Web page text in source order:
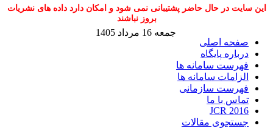
این سایت در حال حاضر پشتیبانی نمی شود و امکان دارد داده های نشریات
بروز نباشند
صفحه اصلی
درباره پایگاه
فهرست سامانه ها
الزامات سامانه ها
فهرست سازمانی
تماس با ما
JCR 2016
جستجوی مقالات
جمعه 16 مرداد 1405